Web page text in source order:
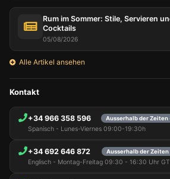
Rum im Sommer: Stile, Servieren
Cocktails
05/08/2026
Alle Artikel ansehen
Kontakt
+34 966 358 596 Ausserhalb der Zeiten
Spanisch - Lunes-Viernes 09:00-19:30h
+34 692 646 872 Ausserhalb der
Englisch - Montag-Freitag 09:30 - 16:30 Uhr